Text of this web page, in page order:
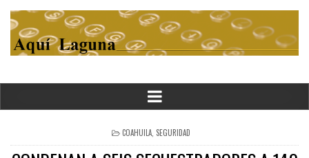
POSTED
IN
COAHUILA SEGURIDAD